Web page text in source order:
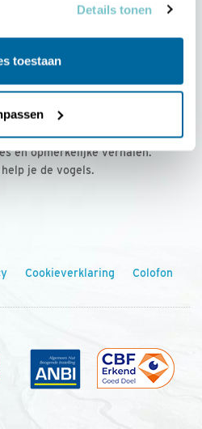
Details tonen
toestaan
voor € 36,00 per jaar
onze leden, met
en opmerkelijke verhalen.
je de vogels.
Cookieverklaring Colofon